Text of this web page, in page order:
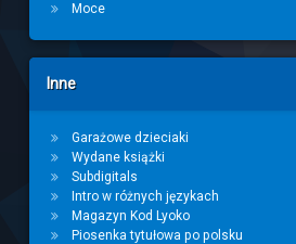
Moce
Inne
Garażowe dzieciaki
Wydane książki
Subdigitals
Intro w różnych językach
Magazyn Kod Lyoko
Piosenka tytułowa po polsku